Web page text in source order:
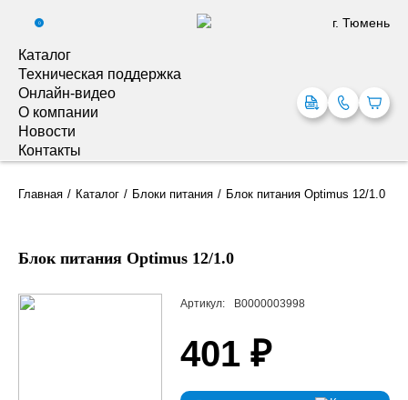
0 г. Тюмень
Каталог
Техническая поддержка
Онлайн-видео
О компании
Новости
Контакты
Главная Каталог Блоки питания Блок питания Optimus 12/1.0
Блок питания Optimus 12/1.0
Артикул: В0000003998
401 ₽